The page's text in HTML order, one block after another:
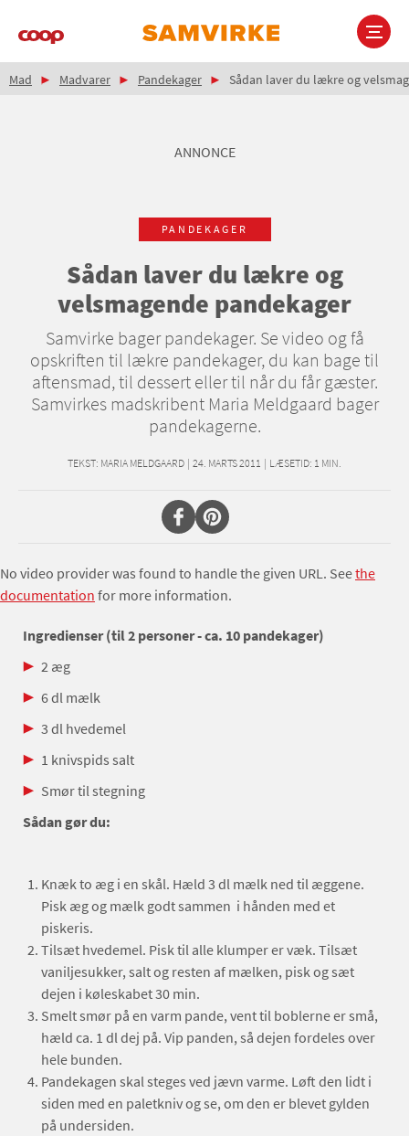
Main
Brødkrumme
Mad Madvarer Pandekager Sådan laver du lækre og
ANNONCE
PANDEKAGER
Sådan laver du lækre og
velsmagende pandekager
Samvirke bager pandekager. Se video og få
opskriften til lækre pandekager, du kan bage til
aftensmad, til dessert eller til når du får gæster.
Samvirkes madskribent Maria Meldgaard bager
pandekagerne.
TEKST: MARIA MELDGAARD | 24. MARTS 2011 | LÆSETID: 1 MIN.
No video provider was found to handle the given URL. Seethe
documentation for more information.
Ingredienser (til 2 personer - ca. 10 pandekager)
2 æg
6 dl mælk
3 dl hvedemel
1 knivspids salt
Smør til stegning
Sådan gør du:
Knæk to æg i en skål. Hæld 3 dl mælk ned til æggene.
Pisk æg og mælk godt sammen i hånden med et
piskeris.
Tilsæt hvedemel. Pisk til alle klumper er væk. Tilsæt
vaniljesukker, salt og resten af mælken, pisk og sæt
dejen i køleskabet 30 min.
Smelt smør på en varm pande, vent til boblerne er små,
hæld ca. 1 dl dej på. Vip panden, så dejen fordeles over
hele bunden.
Pandekagen skal steges ved jævn varme. Løft den lidt i
siden med en paletkniv og se, om den er blevet gylden
på undersiden.